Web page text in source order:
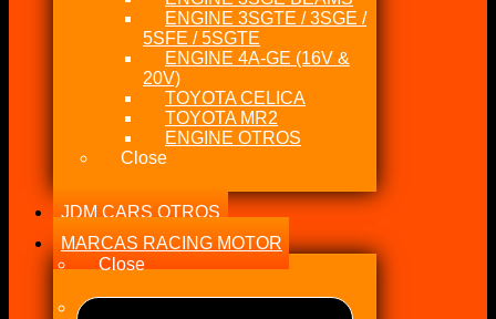
ENGINE 3SGTE / 3SGE /
5SFE / 5SGTE
ENGINE 4A-GE (16V &
20V)
TOYOTA CELICA
TOYOTA MR2
ENGINE OTROS
Close
JDM CARS OTROS
MARCAS RACING MOTOR
Close